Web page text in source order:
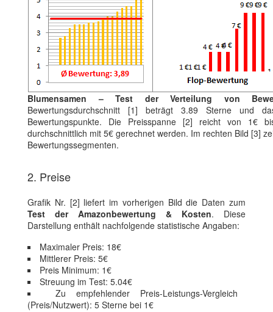
Blumensamen – Test der Verteilung von
Bewertungsdurchschnitt [1] beträgt 3.89 Sterne und
Bewertungspunkte. Die Preisspanne [2] reicht von 1€
durchschnittlich mit 5€ gerechnet werden. Im rechten Bild [3]
Bewertungssegmenten.
2. Preise
Grafik Nr. [2] liefert im vorherigen Bild die Daten zum
Test der Amazonbewertung & Kosten. Diese
Darstellung enthält nachfolgende statistische Angaben:
Maximaler Preis: 18€
Mittlerer Preis: 5€
Preis Minimum: 1€
Streuung im Test: 5.04€
Zu empfehlender Preis-Leistungs-Vergleich
(Preis/Nutzwert): 5 Sterne bei 1€